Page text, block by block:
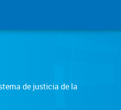
de justicia de la